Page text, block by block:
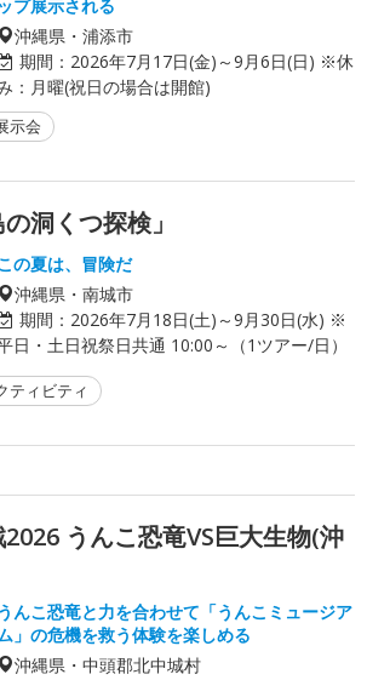
ップ展示される
沖縄県・浦添市
期間： 2026年7月17日(金)～9月6日(日) ※休
：月曜(祝日の場合は開館)
示会
洞くつ探検」
の夏は、冒険だ
沖縄県・南城市
期間： 2026年7月18日(土)～9月30日(水) ※
日・土日祝祭日共通 10:00～（1ツアー/日）
ティビティ
うんこ恐竜VS巨大生物(沖
うんこ恐竜と力を合わせて「うんこミュージア
」の危機を救う体験を楽しめる
沖縄県・中頭郡北中城村